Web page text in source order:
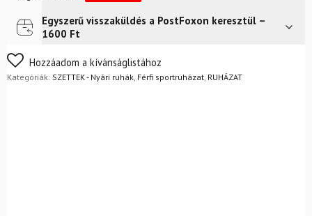
Futár a címreIngyenes
FoxPost
Egyszerű visszaküldés a PostFoxon keresztül –
1600 Ft
Nem biztos a választásában? Semmi gond – a terméket
egyszerűen visszaküldheti 14 napon belül, indoklás nélkül.
Hozzáadom a kívánságlistához
Kategóriák: SZETTEK - Nyári ruhák, Férfi sportruházat, RUHÁZAT